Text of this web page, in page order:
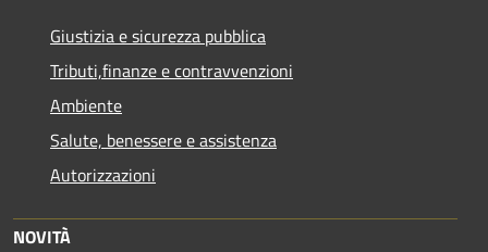
Giustizia e sicurezza pubblica
Tributi,finanze e contravvenzioni
Ambiente
Salute, benessere e assistenza
Autorizzazioni
NOVITÀ